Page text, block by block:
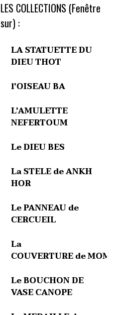
LES COLLECTIONS (Fenêtre
sur) :
LA STATUETTE DU
DIEU THOT
l'OISEAU BA
L'AMULETTE
NEFERTOUM
Le DIEU BES
La STELE de ANKH
HOR
Le PANNEAU de
CERCUEIL
La
COUVERTURE de MOMIE
Le BOUCHON DE
VASE CANOPE